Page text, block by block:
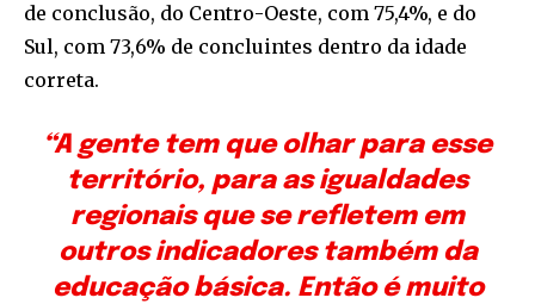
de conclusão, do Centro-Oeste, com 75,4%, e do
Sul, com 73,6% de concluintes dentro da idade
correta.
“A gente tem que olhar para esse
território, para as igualdades
regionais que se refletem em
outros indicadores também da
educação básica. Então é muito